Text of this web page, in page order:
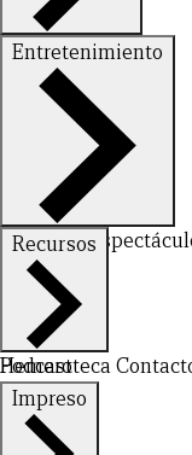
FinanzasOpinión
Entretenimiento
Deportes
Recursos
Hemeroteca
Podcast
Impreso